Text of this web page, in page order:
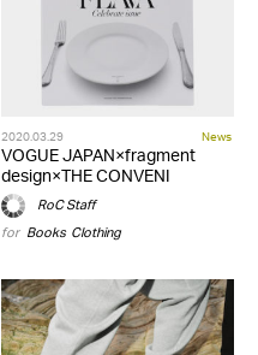
2020.03.29 News
VOGUE JAPAN×fragment
design×THE CONVENI
RoC Staff
for Books,Clothing